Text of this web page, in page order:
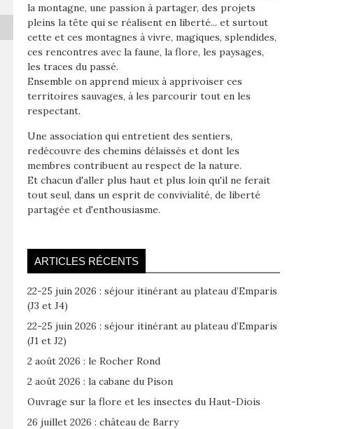
la montagne, une passion à partager, des projets
pleins la tête qui se réalisent en liberté... et surtout
cette et ces montagnes à vivre, magiques, splendides,
ces rencontres avec la faune, la flore, les paysages,
les traces du passé.
Ensemble on apprend mieux à apprivoiser ces
territoires sauvages, à les parcourir tout en les
respectant.
Une association qui entretient des sentiers,
redécouvre des chemins délaissés et dont les
membres contribuent au respect de la nature.
Et chacun d'aller plus haut et plus loin qu'il ne ferait
tout seul, dans un esprit de convivialité, de liberté
partagée et d'enthousiasme.
ARTICLES RÉCENTS
22-25 juin 2026 : séjour itinérant au plateau d’Emparis
(J3 et J4)
22-25 juin 2026 : séjour itinérant au plateau d’Emparis
(J1 et J2)
2 août 2026 : le Rocher Rond
2 août 2026 : la cabane du Pison
Ouvrage sur la flore et les insectes du Haut-Diois
26 juillet 2026 : château de Barry